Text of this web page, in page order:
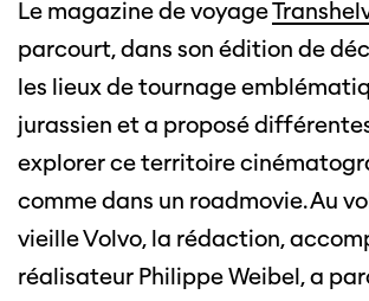
Le magazine de voyage
parcourt, dans son édition de
les lieux de tournage
jurassien et a proposé
explorer ce territoire
comme dans un roadmovie. Au
vieille Volvo, la rédaction,
réalisateur Philippe Weibel, a